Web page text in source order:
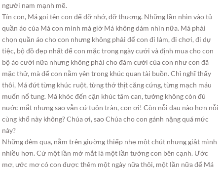
người nam mạnh mẽ.
Tín con, Má gọi tên con để đỡ nhớ, đỡ thương. Những lần nhìn vào tủ
quần áo của Má con mình mà giờ Má không dám nhìn nữa. Má phải
chọn quần áo cho con nhưng không phải để con đi làm, đi chơi, đi dự
tiệc, bộ đồ đẹp nhất để con mặc trong ngày cưới và định mua cho con
bộ áo cưới nữa nhưng không phải cho đám cưới của con như con đã
mặc thử, mà để con nằm yên trong khúc quan tài buồn. Chỉ nghĩ thấy
thôi, Má đứt từng khúc ruột, từng thớ thịt căng cứng, từng mạch máu
muốn nổ tung. Má khóc đến cận khúc tâm can, tưởng không còn đủ
nước mắt nhưng sao vẫn cứ tuôn tràn, con ơi! Còn nỗi đau nào hơn nỗi
cùng khổ này không? Chúa ơi, sao Chúa cho con gánh nặng quá mức
này?
Những đêm qua, nằm trên giường thiếp nhẹ một chút nhưng giật mình
nhiều hơn. Cứ một lần mở mắt là một lần tưởng con bên cạnh. Ước
mơ, ước mơ có con được thêm một ngày nữa thôi, một lần nữa để Má